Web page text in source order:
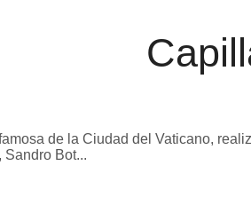
de la Ciudad del Vaticano,
Sandro Bot...